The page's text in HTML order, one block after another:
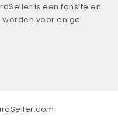
is een fansite en
voor enige